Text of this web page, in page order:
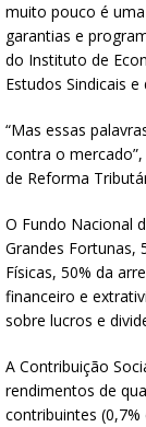
muito pouco é
garantias e
do Instituto de
Estudos Sindicais
“Mas essas
contra o
de Reforma
O Fundo Nacional
Grandes Fortunas,
Físicas, 50% da
financeiro e
sobre lucros e
A Contribuição
rendimentos de
contribuintes